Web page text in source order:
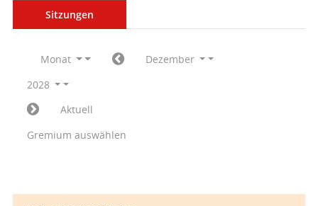
Sitzungen
Monat
Dezember
2028
Aktuell
Gremium auswählen